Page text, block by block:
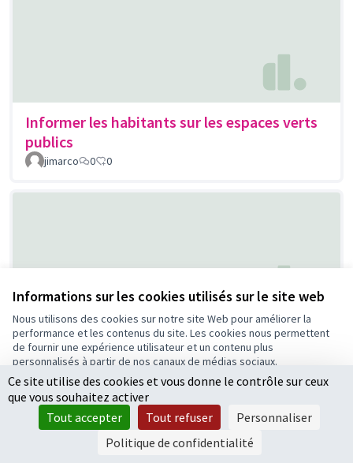
Informations sur les cookies utilisés sur le site web
Nous utilisons des cookies sur notre site Web pour améliorer la
performance et les contenus du site. Les cookies nous permettent
de fournir une expérience utilisateur et un contenu plus
personnalisés à partir de nos canaux de médias sociaux.
Tout accepter
Accepter seulement les cookies essentiels
Paramètres
Informer les habitants sur les espaces verts
publics
jimarco 0 0
Voiles d’Ombrage à l’École Aragon
Fleury Citoyen 4 0
Ce site utilise des cookies et vous donne le contrôle sur ceux
que vous souhaitez activer
Tout accepter
Tout refuser
Personnaliser
Politique de confidentialité